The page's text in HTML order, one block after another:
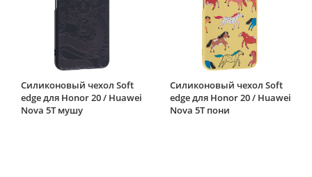
Силиконовый чехол Soft
edge для Honor 20 / Huawei
Nova 5T мушу
Силиконовый чехол Soft
edge для Honor 20 / Huawei
Nova 5T пони